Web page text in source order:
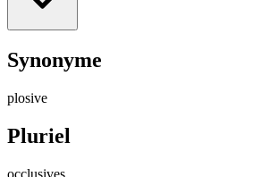
Synonyme
plosive
Pluriel
occlusives